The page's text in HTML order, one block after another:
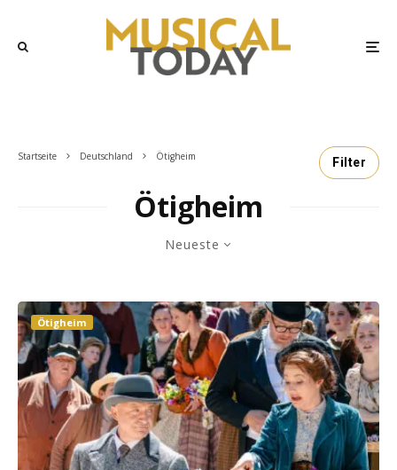
Startseite Deutschland Ötigheim Filter
Ötigheim
Neueste
Ötigheim